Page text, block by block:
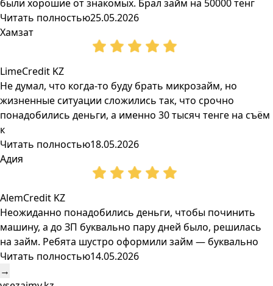
были хорошие от знакомых. Брал займ на 50000 тенг
Читать полностью25.05.2026
Хамзат
LimeCredit KZ
Не думал, что когда-то буду брать микрозайм, но
жизненные ситуации сложились так, что срочно
понадобились деньги, а именно 30 тысяч тенге на съём
к
Читать полностью18.05.2026
Адия
AlemCredit KZ
Неожиданно понадобились деньги, чтобы починить
машину, а до ЗП буквально пару дней было, решилась
на займ. Ребята шустро оформили займ — буквально
Читать полностью14.05.2026
→